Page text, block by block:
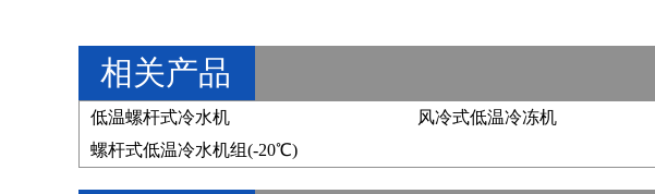
相关产品
低温螺杆式冷水机 风冷式低温冷冻机
螺杆式低温冷水机组(-20℃)